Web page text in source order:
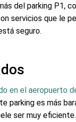
del parking P1,
servicios que le
seguro.
en el aeropuerto
parking es más
ser muy